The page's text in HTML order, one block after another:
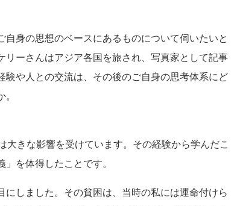
身の思想のベースにあるものについて伺いたいと
ーさんはアジア各国を旅され、写真家として記事
験や⼈との交流は、その後のご自身の思考体系にど
きな影響を受けています。その経験から学んだこ
を体得したことです。
しました。その貧困は、当時の私には運命付けら